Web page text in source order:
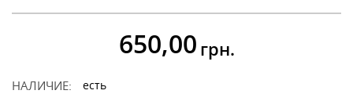
650,00 грн.
НАЛИЧИЕ: есть